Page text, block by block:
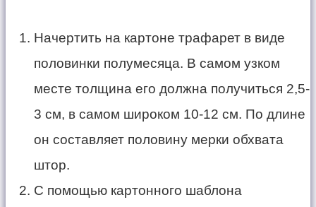
Начертить на картоне трафарет в виде
половинки полумесяца. В самом узком
месте толщина его должна получиться 2,5-
3 см, в самом широком 10-12 см. По длине
он составляет половину мерки обхвата
штор.
С помощью картонного шаблона